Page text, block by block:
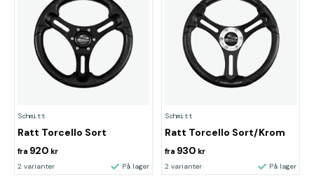
Schmitt
Ratt Torcello Sort
fra 920 kr
2 varianter På lager
Schmitt
Ratt Torcello Sort/Krom
fra 930 kr
2 varianter På lager